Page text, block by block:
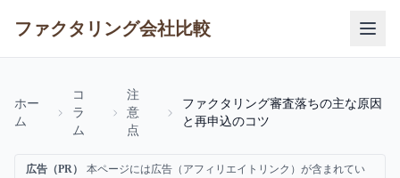
ファクタリング会社比較
ホー
ム
コ
ラ
ム
注
意
点
ファクタリング審査落ちの主な原因
と再申込のコツ
広告（PR）
本ページには広告（アフィリエイトリンク）が含まれてい